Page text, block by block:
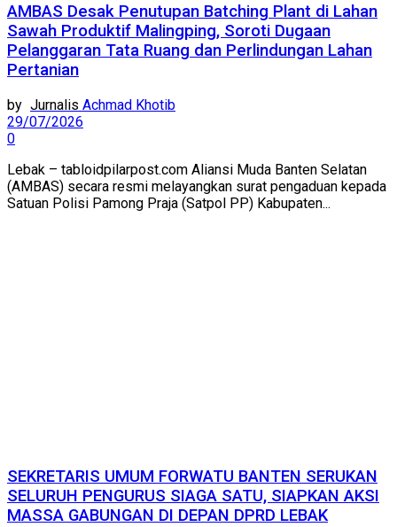
AMBAS Desak Penutupan Batching Plant di Lahan
Sawah Produktif Malingping, Soroti Dugaan
Pelanggaran Tata Ruang dan Perlindungan Lahan
Pertanian
by
Achmad Khotib
29/07/2026
0
Lebak – tabloidpilarpost.com Aliansi Muda Banten Selatan
(AMBAS) secara resmi melayangkan surat pengaduan kepada
Satuan Polisi Pamong Praja (Satpol PP) Kabupaten...
SEKRETARIS UMUM FORWATU BANTEN SERUKAN
SELURUH PENGURUS SIAGA SATU, SIAPKAN AKSI
MASSA GABUNGAN DI DEPAN DPRD LEBAK